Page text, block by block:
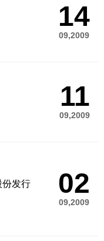
14
09,2009
11
09,2009
份发行
02
09,2009